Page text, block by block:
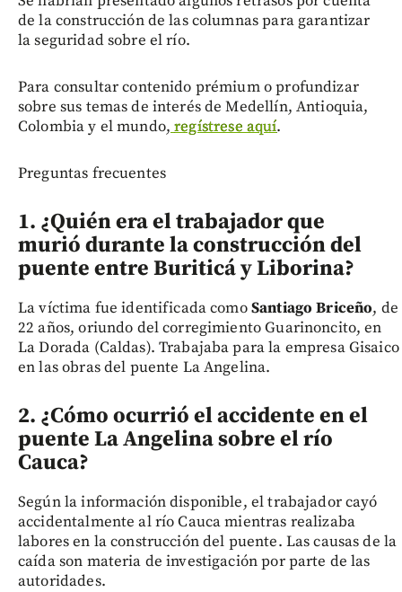
de la construcción de las columnas para garantizar
la seguridad sobre el río.
Para consultar contenido prémium o profundizar
sobre sus temas de interés de Medellín, Antioquia,
Colombia y el mundo, regístrese aquí.
Preguntas frecuentes
1. ¿Quién era el trabajador que
murió durante la construcción del
puente entre Buriticá y Liborina?
La víctima fue identificada comoSantiago Briceño, de
22 años, oriundo del corregimiento Guarinoncito, en
La Dorada (Caldas). Trabajaba para la empresa Gisaico
en las obras del puente La Angelina.
2. ¿Cómo ocurrió el accidente en el
puente La Angelina sobre el río
Cauca?
Según la información disponible, el trabajador cayó
accidentalmente al río Cauca mientras realizaba
labores en la construcción del puente. Las causas de la
caída son materia de investigación por parte de las
autoridades.